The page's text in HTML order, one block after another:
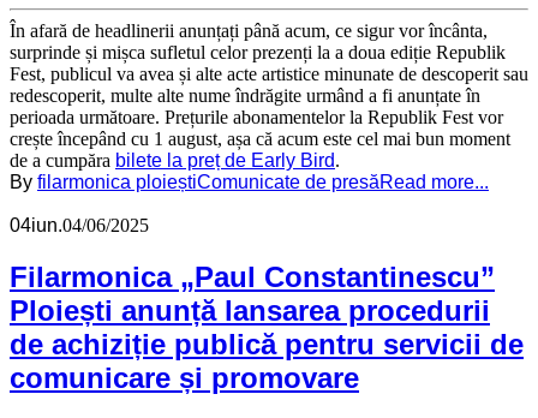
În afară de headlinerii anunțați până acum, ce sigur vor încânta,
surprinde și mișca sufletul celor prezenți la a doua ediție Republik
Fest, publicul va avea și alte acte artistice minunate de descoperit sau
redescoperit, multe alte nume îndrăgite urmând a fi anunțate în
perioada următoare. Prețurile abonamentelor la Republik Fest vor
crește începând cu 1 august, așa că acum este cel mai bun moment
de a cumpăra bilete la preț de Early Bird.
By filarmonica ploieștiComunicate de presăRead more...
04iun.04/06/2025
Filarmonica „Paul Constantinescu”
Ploiești anunță lansarea procedurii
de achiziție publică pentru servicii de
comunicare și promovare